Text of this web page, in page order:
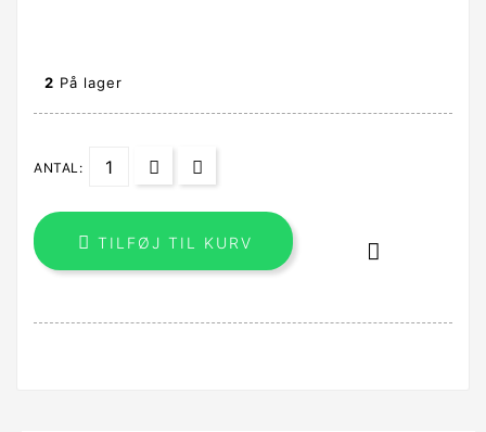
2 På lager
ANTAL:
 TILFØJ TIL KURV 